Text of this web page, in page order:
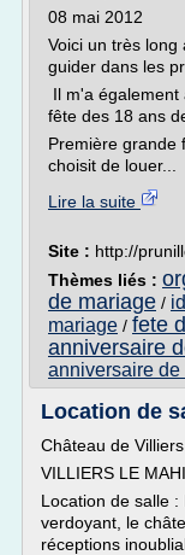
08 mai 2012
Voici un très
guider dans les
Il m'a également
fête des 18 ans
Première grande
choisit de louer...
Lire la suite
Site : http://
Thèmes liés :
de mariage /
mariage / fete
anniversaire
anniversaire de
Location de
Château de
VILLIERS LE
Location de salle
verdoyant, le
réceptions